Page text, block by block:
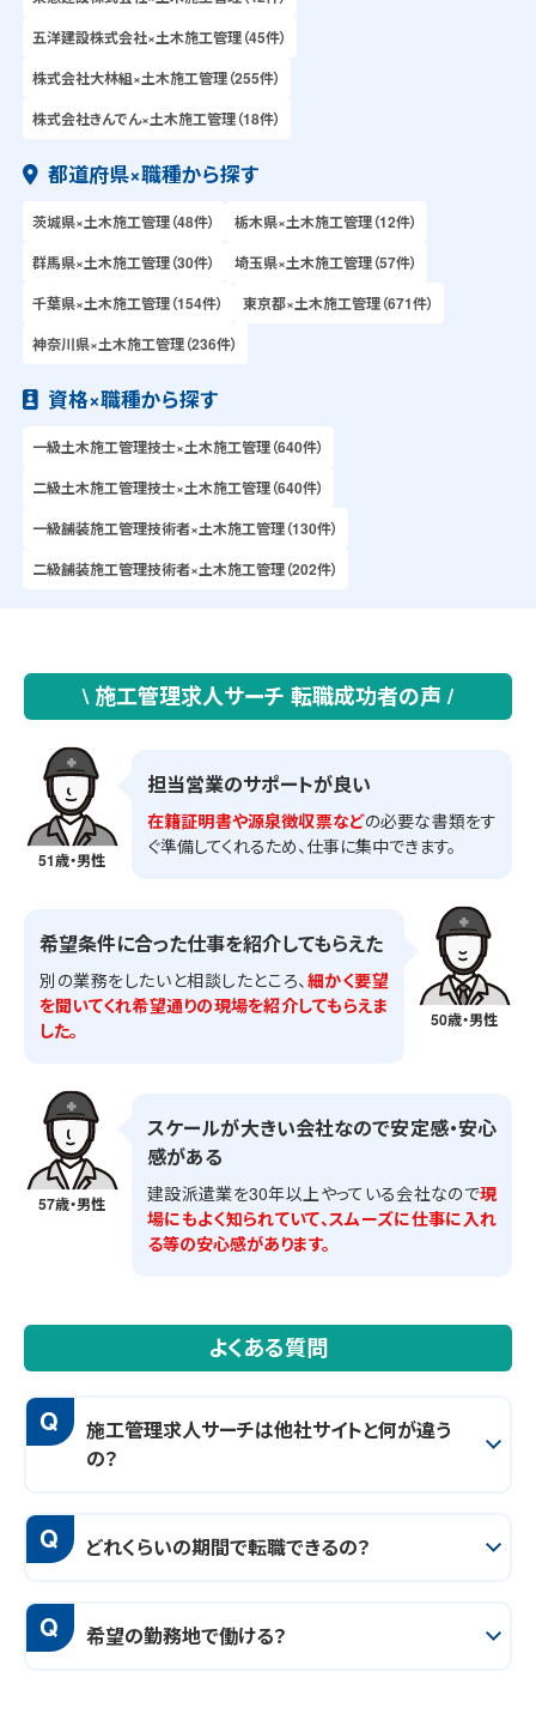
五洋建設株式会社×土木施工管理（45件）
株式会社大林組×土木施工管理（255件）
株式会社きんでん×土木施工管理（18件）
都道府県×職種から探す
茨城県×土木施工管理（48件）
栃木県×土木施工管理（12件）
群馬県×土木施工管理（30件）
埼玉県×土木施工管理（57件）
千葉県×土木施工管理（154件）
東京都×土木施工管理（671件）
神奈川県×土木施工管理（236件）
資格×職種から探す
一級土木施工管理技士×土木施工管理（640件）
二級土木施工管理技士×土木施工管理（640件）
一級舗装施工管理技術者×土木施工管理（130件）
二級舗装施工管理技術者×土木施工管理（202件）
\ 施工管理求人サーチ 転職成功者の声 /
51歳・男性
担当営業のサポートが良い
在籍証明書や源泉徴収票などの必要な書類をす
ぐ準備してくれるため、仕事に集中できます。
50歳・男性
希望条件に合った仕事を紹介してもらえた
別の業務をしたいと相談したところ、 細かく要望
を聞いてくれ希望通りの現場を紹介してもらえま
した。
57歳・男性
スケールが大きい会社なので安定感・安心
感がある
建設派遣業を30年以上やっている会社なので現
場にもよく知られていて、スムーズに仕事に入れ
る等の安心感があります。
よくある質問
Q
施工管理求人サーチは他社サイトと何が違う
の？
Q どれくらいの期間で転職できるの？
Q 希望の勤務地で働ける？